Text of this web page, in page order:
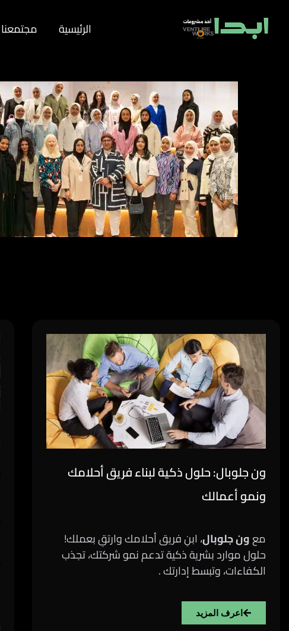
الرئيسية مجتمعنا
ون جلوبال: حلول ذكية لبناء فريق أحلامك
ونمو أعمالك
معون جلوبال، ابنِ فريق أحلامك وارتقِ بعملك!
حلول موارد بشرية ذكية تدعم نمو شركتك، تجذب
الكفاءات، وتبسط إدارتك .
اعرف المزيد